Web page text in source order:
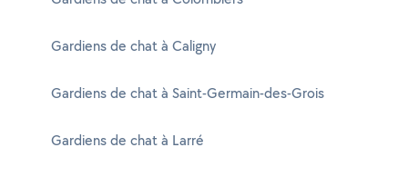
Gardiens de chat à Caligny
Gardiens de chat à Saint-Germain-des-Grois
Gardiens de chat à Larré